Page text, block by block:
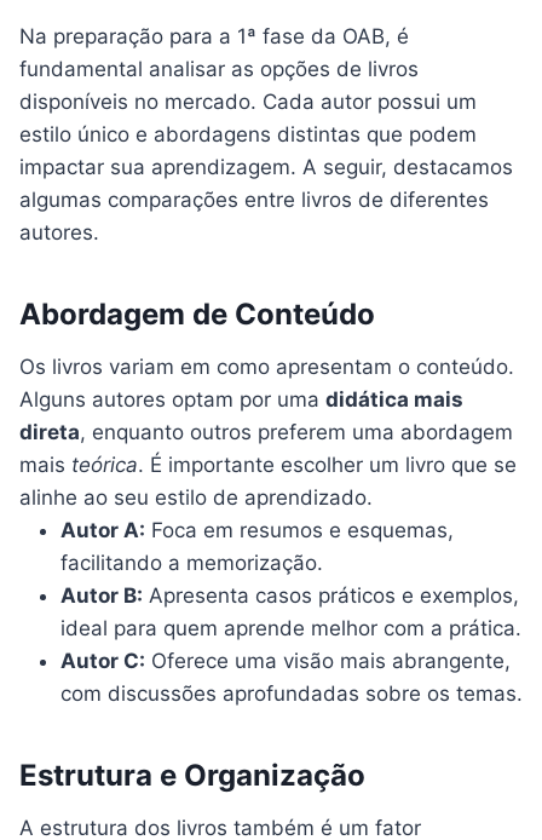
Na preparação para a 1ª fase da OAB, é
fundamental analisar as opções de livros
disponíveis no mercado. Cada autor possui um
estilo único e abordagens distintas que podem
impactar sua aprendizagem. A seguir, destacamos
algumas comparações entre livros de diferentes
autores.
Abordagem de Conteúdo
Os livros variam em como apresentam o conteúdo.
Alguns autores optam por uma didática mais
direta, enquanto outros preferem uma abordagem
mais teórica. É importante escolher um livro que se
alinhe ao seu estilo de aprendizado.
Autor A: Foca em resumos e esquemas,
facilitando a memorização.
Autor B: Apresenta casos práticos e exemplos,
ideal para quem aprende melhor com a prática.
Autor C: Oferece uma visão mais abrangente,
com discussões aprofundadas sobre os temas.
Estrutura e Organização
A estrutura dos livros também é um fator